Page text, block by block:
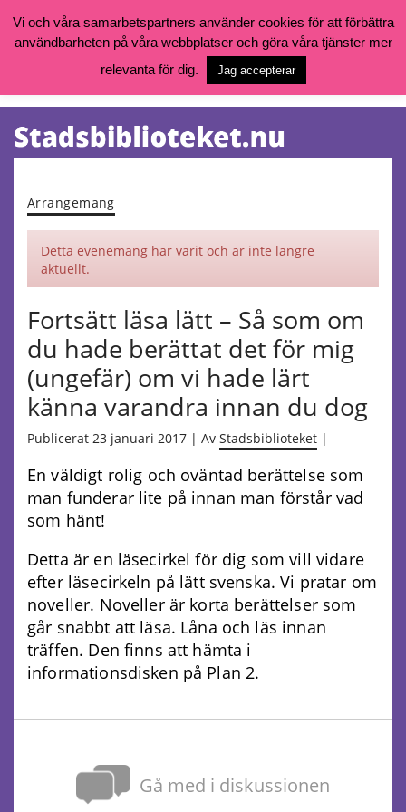
Vill du söka böcker, logga in på ditt bibliotekskonto eller nå övriga
goteborg.se/bibliotek
Öppettider, katalog och kontakt
Tjänster
Arrangemang
Detta evenemang har varit och är inte längre
aktuellt.
Fortsätt läsa lätt – Så som om
du hade berättat det för mig
(ungefär) om vi hade lärt
känna varandra innan du dog
Publicerat 23 januari 2017 | Av Stadsbiblioteket |
En väldigt rolig och oväntad berättelse som
man funderar lite på innan man förstår vad
som hänt!
Detta är en läsecirkel för dig som vill vidare
efter läsecirkeln på lätt svenska. Vi pratar om
noveller. Noveller är korta berättelser som
går snabbt att läsa. Låna och läs innan
träffen. Den finns att hämta i
informationsdisken på Plan 2.
Gå med i diskussionen
Vi och våra samarbetspartners använder cookies för att förbättra
användbarheten på våra webbplatser och göra våra tjänster mer
relevanta för dig.
Jag accepterar